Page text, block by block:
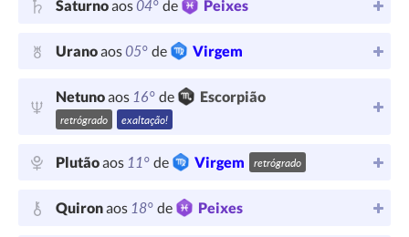
Saturnoaos04° de Peixes
Uranoaos05° de Virgem
Netunoaos 16° de Escorpião
retrógrado exaltação!
Plutãoaos 11° de Virgem retrógrado
Quironaos 18° de Peixes